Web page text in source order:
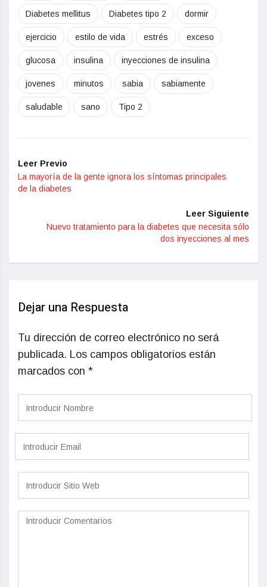
Diabetes mellitus Diabetes tipo 2 dormir
ejercicio estilo de vida estrés exceso
glucosa insulina inyecciones de insulina
jovenes minutos sabia sabiamente
saludable sano Tipo 2
Leer Previo
La mayoría de la gente ignora los síntomas principales
de la diabetes
Leer Siguiente
Nuevo tratamiento para la diabetes que necesita sólo
dos inyecciones al mes
Dejar una Respuesta
Tu dirección de correo electrónico no será
publicada. Los campos obligatorios están
marcados con *